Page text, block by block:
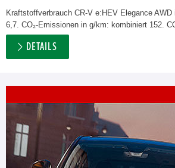
Kraftstoffverbrauch CR-V e:HEV Elegance
6,7. CO₂-Emissionen in g/km: kombiniert 152.
DETAILS